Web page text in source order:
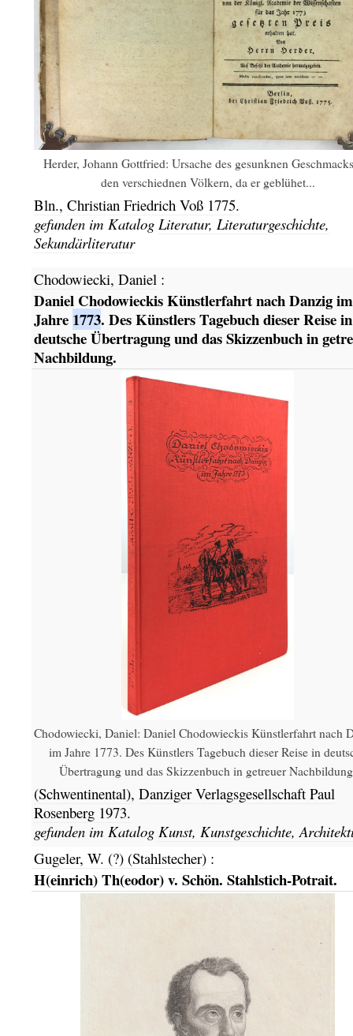
Herder, Johann Gottfried: Ursache des gesunknen
den verschiednen Völkern, da er geblühet...
Bln., Christian Friedrich Voß 1775.
gefunden im Katalog Literatur, Literaturgeschichte,
Sekundärliteratur
Chodowiecki, Daniel:
Daniel Chodowieckis Künstlerfahrt nach Danzig im
Jahre 1773. Des Künstlers Tagebuch dieser Reise in
deutsche Übertragung und das Skizzenbuch in
Nachbildung.
Chodowiecki, Daniel: Daniel Chodowieckis Künstlerfahrt nach
im Jahre 1773. Des Künstlers Tagebuch dieser Reise in
Übertragung und das Skizzenbuch in getreuer
(Schwentinental), Danziger Verlagsgesellschaft Paul
Rosenberg 1973.
gefunden im Katalog Kunst, Kunstgeschichte,
Gugeler, W. (?) (Stahlstecher):
H(einrich) Th(eodor) v. Schön. Stahlstich-Potrait.